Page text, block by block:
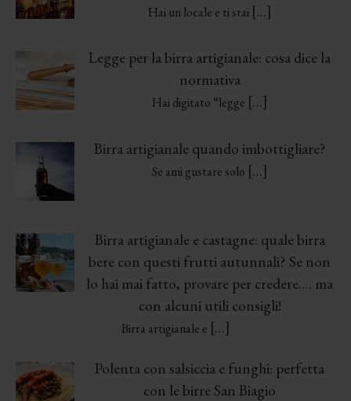
Hai un locale e ti stai […]
Legge per la birra artigianale: cosa dice la
normativa
Hai digitato “legge […]
Birra artigianale quando imbottigliare?
Se ami gustare solo […]
Birra artigianale e castagne: quale birra
bere con questi frutti autunnali? Se non
lo hai mai fatto, provare per credere…. ma
con alcuni utili consigli!
Birra artigianale e […]
Polenta con salsiccia e funghi: perfetta
con le birre San Biagio